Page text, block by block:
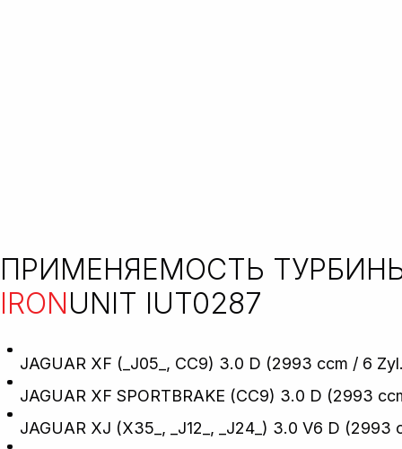
ПРИМЕНЯЕМОСТЬ
IRONUNIT IUT0287
JAGUAR XF (_J05_, CC9) 3.0 D (2993 ccm / 6
JAGUAR XF SPORTBRAKE (CC9) 3.0 D (2993
JAGUAR XJ (X35_, _J12_, _J24_) 3.0 V6 D